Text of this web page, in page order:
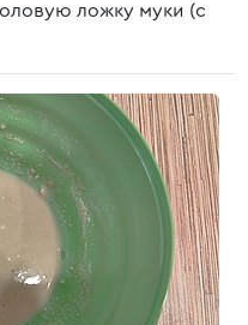
ложку муки (с